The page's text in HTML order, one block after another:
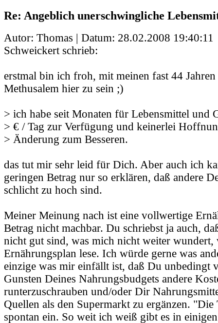
Re: Angeblich unerschwingliche
Autor: Thomas | Datum: 28.02.2008 19:40:11
Schweickert schrieb:
erstmal bin ich froh, mit meinen fast 44
Methusalem hier zu sein ;)
> ich habe seit Monaten für Lebensmittel und
> € / Tag zur Verfügung und keinerlei
> Änderung zum Besseren.
das tut mir sehr leid für Dich. Aber auch ich
geringen Betrag nur so erklären, daß andere
schlicht zu hoch sind.
Meiner Meinung nach ist eine vollwertige
Betrag nicht machbar. Du schriebst ja auch,
nicht gut sind, was mich nicht weiter wundert,
Ernährungsplan lese. Ich würde gerne was
einzige was mir einfällt ist, daß Du unbedingt
Gunsten Deines Nahrungsbudgets andere
runterzuschrauben und/oder Dir
Quellen als den Supermarkt zu ergänzen.
spontan ein. So weit ich weiß gibt es in